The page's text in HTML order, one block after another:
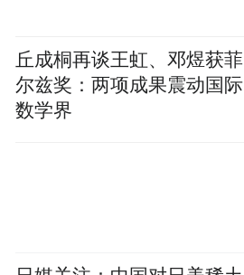
丘成桐再谈王虹、邓煜获菲
尔兹奖：两项成果震动国际
数学界